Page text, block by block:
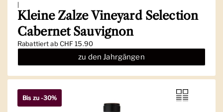
|
Kleine Zalze Vineyard Selection
Cabernet Sauvignon
Regulärer Preis
Rabattiert ab CHF 15.90
zu den Jahrgängen
Bis zu -30%